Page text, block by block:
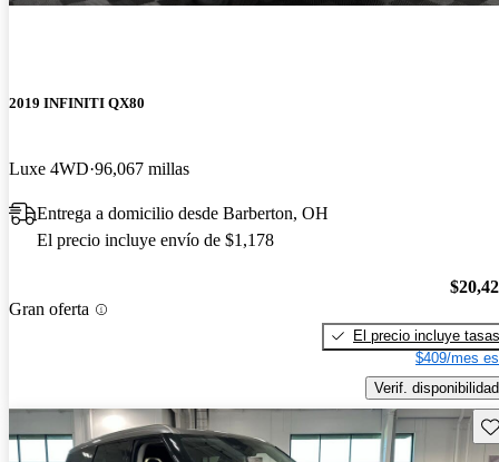
2019 INFINITI QX80
Luxe 4WD 96,067 millas
Entrega a domicilio desde Barberton, OH
El precio incluye envío de $1,178
Gran oferta
El precio incluye tasas
$409/mes
Verif. disponibilidad